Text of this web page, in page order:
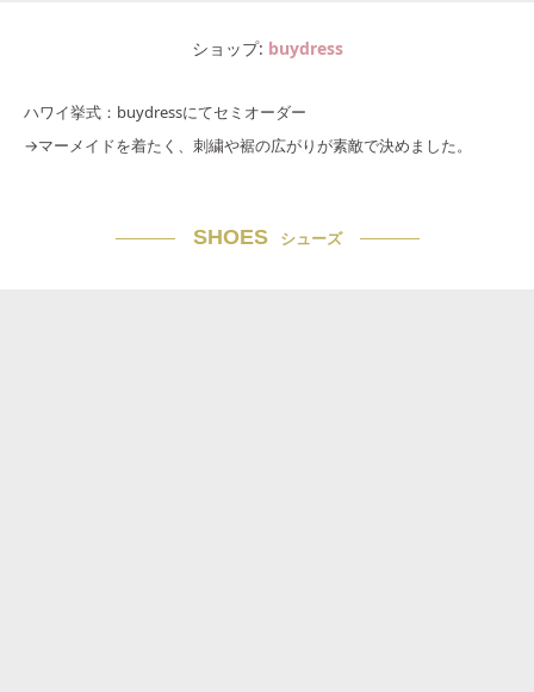
ショップ buydress
ハワイ挙式：buydressにてセミオーダー
→マーメイドを着たく、刺繍や裾の広がりが素敵で決めました。
SHOES シューズ